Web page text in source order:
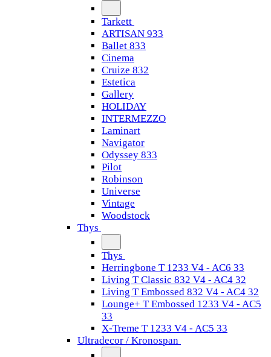
Tarkett
ARTISAN 933
Ballet 833
Cinema
Cruize 832
Estetica
Gallery
HOLIDAY
INTERMEZZO
Laminart
Navigator
Odyssey 833
Pilot
Robinson
Universe
Vintage
Woodstock
Thys
Thys
Herringbone T 1233 V4 - AC6 33
Living T Classic 832 V4 - AC4 32
Living T Embossed 832 V4 - AC4 32
Lounge+ T Embossed 1233 V4 - AC5
33
X-Treme T 1233 V4 - AC5 33
Ultradecor / Kronospan